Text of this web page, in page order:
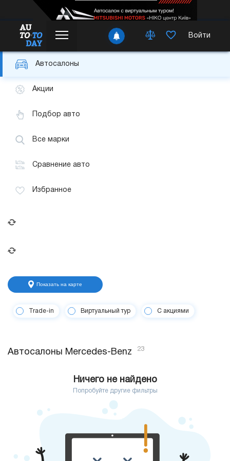
Войти
Автосалоны
Акции
Подбор авто
Все марки
Сравнение авто
Избранное
Показать на карте
Trade-in Виртуальный тур С акциями
Автосалоны Mercedes-Benz 23
Ничего не найдено
Попробуйте другие фильтры